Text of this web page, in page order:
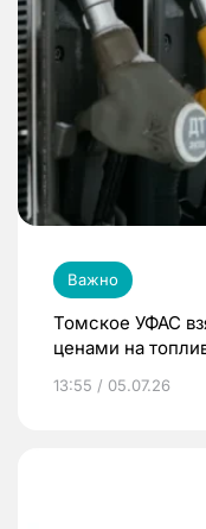
Важно
Томское УФАС
ценами на
13:55 / 05.07.26